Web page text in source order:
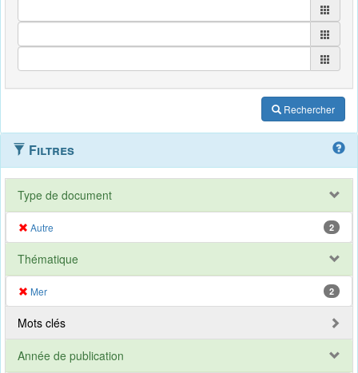
Rechercher
Filtres
Type de document
Autre 2
Thématique
Mer 2
Mots clés
Année de publication